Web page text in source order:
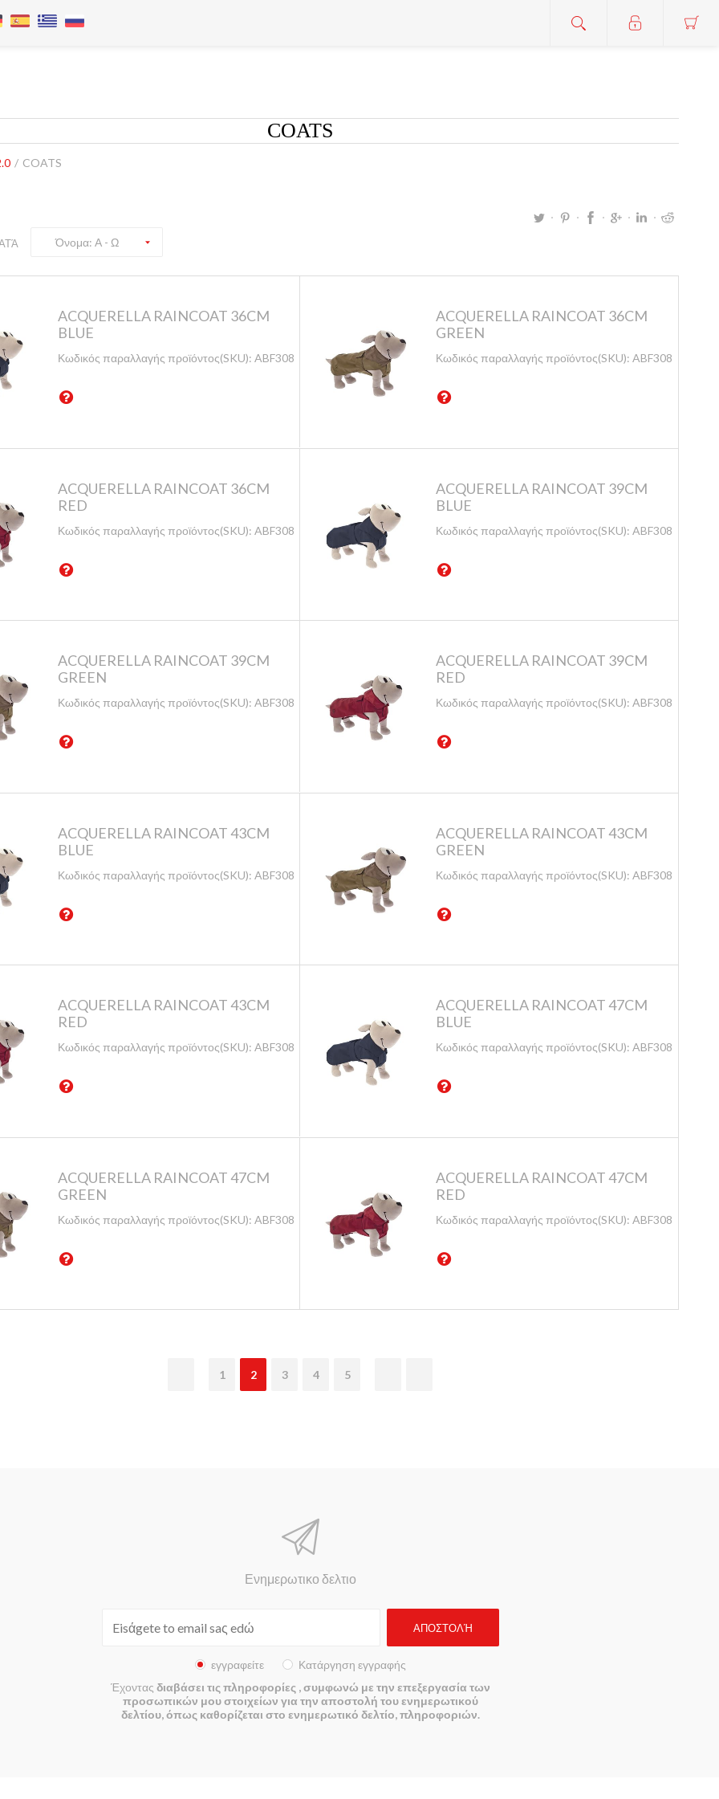
COATS
/ COATS
Όνομα: Α - Ω
ACQUERELLA RAINCOAT 36CM
BLUE
Κωδικός παραλλαγής προϊόντος(SKU): ABF308/36-B
ACQUERELLA RAINCOAT 36CM
GREEN
Κωδικός παραλλαγής προϊόντος(SKU): ABF308/36-V
ACQUERELLA RAINCOAT 36CM
RED
Κωδικός παραλλαγής προϊόντος(SKU): ABF308/36-BO
ACQUERELLA RAINCOAT 39CM
BLUE
Κωδικός παραλλαγής προϊόντος(SKU): ABF308/39-B
ACQUERELLA RAINCOAT 39CM
GREEN
Κωδικός παραλλαγής προϊόντος(SKU): ABF308/39-V
ACQUERELLA RAINCOAT 39CM
RED
Κωδικός παραλλαγής προϊόντος(SKU): ABF308/39-BO
ACQUERELLA RAINCOAT 43CM
BLUE
Κωδικός παραλλαγής προϊόντος(SKU): ABF308/43-B
ACQUERELLA RAINCOAT 43CM
GREEN
Κωδικός παραλλαγής προϊόντος(SKU): ABF308/43-V
ACQUERELLA RAINCOAT 43CM
RED
Κωδικός παραλλαγής προϊόντος(SKU): ABF308/43-BO
ACQUERELLA RAINCOAT 47CM
BLUE
Κωδικός παραλλαγής προϊόντος(SKU): ABF308/47-B
ACQUERELLA RAINCOAT 47CM
GREEN
Κωδικός παραλλαγής προϊόντος(SKU): ABF308/47-V
ACQUERELLA RAINCOAT 47CM
RED
Κωδικός παραλλαγής προϊόντος(SKU): ABF308/47-BO
1 2 3 4 5
Ενημερωτικο δελτιο
εγγραφείτε
Κατάργηση εγγραφής
Έχοντας διαβάσει τις πληροφορίες , συμφωνώ με την επεξεργασία των
προσωπικών μου στοιχείων για την αποστολή του ενημερωτικού
δελτίου, όπως καθορίζεται στο ενημερωτικό δελτίο, πληροφοριών.